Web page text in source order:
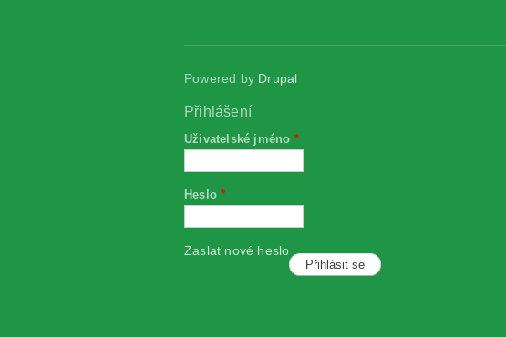
Powered by Drupal
Přihlášení
Uživatelské jméno *
Heslo*
Zaslat nové heslo